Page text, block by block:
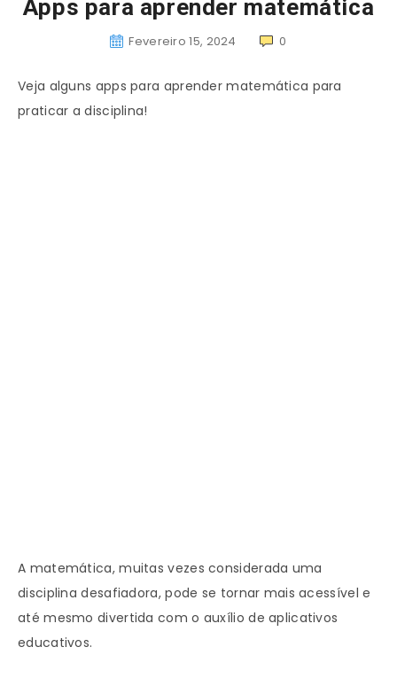
Apps para aprender matemática
Fevereiro 15, 2024 0
Veja alguns apps para aprender matemática para
praticar a disciplina!
A matemática, muitas vezes considerada uma
disciplina desafiadora, pode se tornar mais acessível e
até mesmo divertida com o auxílio de aplicativos
educativos.